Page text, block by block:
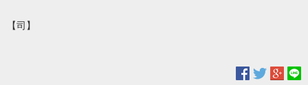
【司】